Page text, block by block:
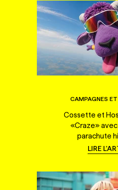
CAMPAGNES
Cossette et
«Craze»
parachute
LIRE